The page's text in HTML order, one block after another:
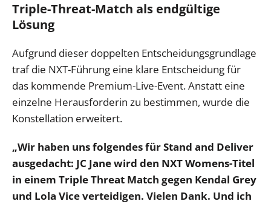
Triple-Threat-Match als endgültige
Lösung
Aufgrund dieser doppelten Entscheidungsgrundlage
traf die NXT-Führung eine klare Entscheidung für
das kommende Premium-Live-Event. Anstatt eine
einzelne Herausforderin zu bestimmen, wurde die
Konstellation erweitert.
„Wir haben uns folgendes für Stand and Deliver
ausgedacht: JC Jane wird den NXT Womens-Titel
in einem Triple Threat Match gegen Kendal Grey
und Lola Vice verteidigen. Vielen Dank. Und ich